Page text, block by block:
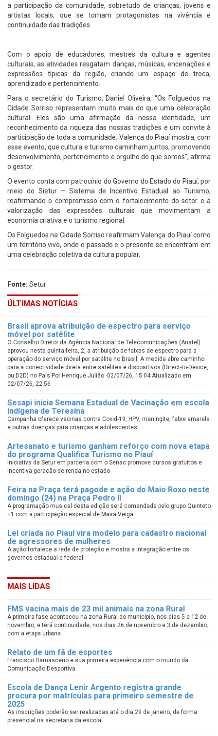
a participação da comunidade, sobretudo de crianças, jovens e
artistas locais, que se tornam protagonistas na vivência e
continuidade das tradições.
Com o apoio de educadores, mestres da cultura e agentes
culturais, as atividades resgatam danças, músicas, encenações e
expressões típicas da região, criando um espaço de troca,
aprendizado e pertencimento.
Para o secretário do Turismo, Daniel Oliveira, “Os Folguedos na
Cidade Sorriso representam muito mais do que uma celebração
cultural. Eles são uma afirmação da nossa identidade, um
reconhecimento da riqueza das nossas tradições e um convite à
participação de toda a comunidade. Valença do Piauí mostra, com
esse evento, que cultura e turismo caminham juntos, promovendo
desenvolvimento, pertencimento e orgulho do que somos”, afirma
o gestor.
O evento conta com patrocínio do Governo do Estado do Piauí, por
meio do Sietur – Sistema de Incentivo Estadual ao Turismo,
reafirmando o compromisso com o fortalecimento do setor e a
valorização das expressões culturais que movimentam a
economia criativa e o turismo regional.
Os Folguedos na Cidade Sorriso reafirmam Valença do Piauí como
um território vivo, onde o passado e o presente se encontram em
uma celebração coletiva da cultura popular.
Fonte: Setur
ÚLTIMAS NOTÍCIAS
Brasil aprova atribuição de espectro para serviço
móvel por satélite
O Conselho Diretor da Agência Nacional de Telecomunicações (Anatel)
aprovou nesta quinta-feira, 2, a atribuição de faixas de espectro para a
operação do serviço móvel por satélite no Brasil. A medida abre caminho
para a conectividade direta entre satélites e dispositivos (Direct-to-Device,
ou D2D) no País.Por Henrique Julião -02/07/26, 15:04 Atualizado em
02/07/26, 22:56
Sesapi inicia Semana Estadual de Vacinação em escola
indígena de Teresina
Campanha oferece vacinas contra Covid-19, HPV, meningite, febre amarela
e outras doenças para crianças e adolescentes
Artesanato e turismo ganham reforço com nova etapa
do programa Qualifica Turismo no Piauí
Iniciativa da Setur em parceria com o Senac promove cursos gratuitos e
incentiva geração de renda no estado
Feira na Praça terá pagode e ação do Maio Roxo neste
domingo (24) na Praça Pedro II
A programação musical desta edição será comandada pelo grupo Quinteto
+1 com a participação especial de Maira Veiga.
Lei criada no Piauí vira modelo para cadastro nacional
de agressores de mulheres
A ação fortalece a rede de proteção e mostra a integração entre os
governos estadual e federal.
MAIS LIDAS
FMS vacina mais de 23 mil animais na zona Rural
A primeira fase aconteceu na zona Rural do município, nos dias 5 e 12 de
novembro, e terá continuidade, nos dias 26 de novembro e 3 de dezembro,
com a etapa urbana
Relato de um fã de esportes
Francisco Damasceno e sua primeira experiência com o mundo da
Comunicação Desportiva
Escola de Dança Lenir Argento registra grande
procura por matrículas para primeiro semestre de
2025
As inscrições poderão ser realizadas até o dia 29 de janeiro, de forma
presencial na secretaria da escola